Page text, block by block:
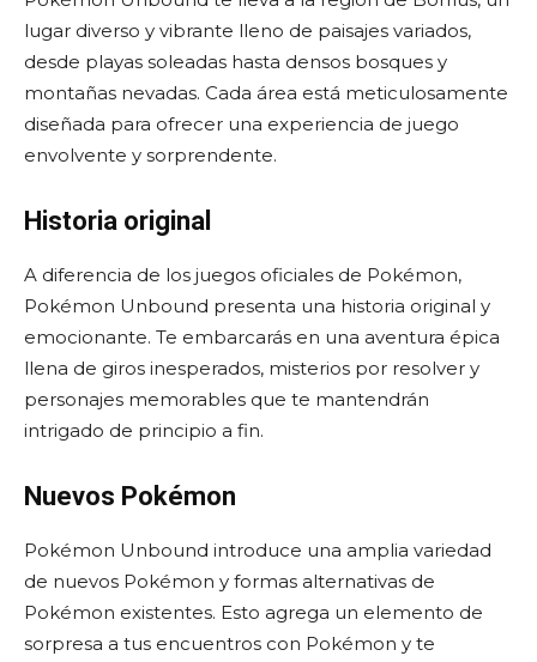
lugar diverso y vibrante lleno de paisajes variados,
desde playas soleadas hasta densos bosques y
montañas nevadas. Cada área está meticulosamente
diseñada para ofrecer una experiencia de juego
envolvente y sorprendente.
Historia original
A diferencia de los juegos oficiales de Pokémon,
Pokémon Unbound presenta una historia original y
emocionante. Te embarcarás en una aventura épica
llena de giros inesperados, misterios por resolver y
personajes memorables que te mantendrán
intrigado de principio a fin.
Nuevos Pokémon
Pokémon Unbound introduce una amplia variedad
de nuevos Pokémon y formas alternativas de
Pokémon existentes. Esto agrega un elemento de
sorpresa a tus encuentros con Pokémon y te